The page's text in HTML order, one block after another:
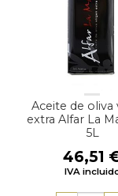
Aceite de oliva
extra Alfar La
5L
46,51
IVA